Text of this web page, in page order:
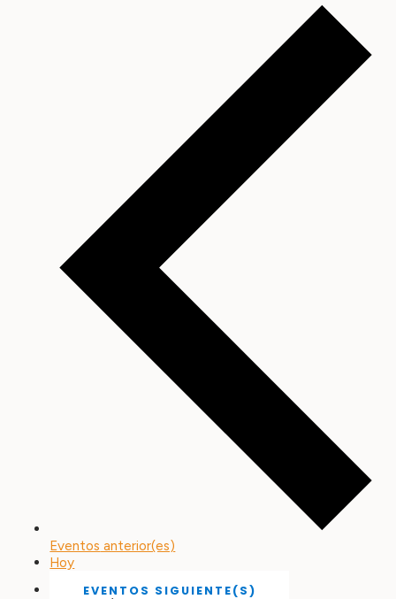
Eventos anterior(es)
Hoy
EVENTOS SIGUIENTE(S)